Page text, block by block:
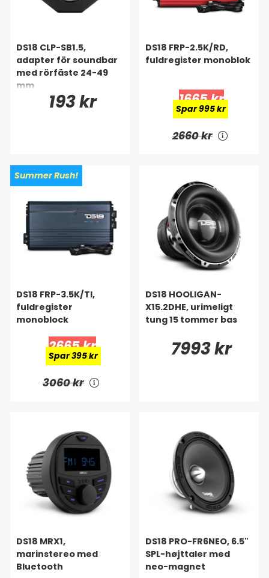
DS18 CLP-SB1.5,
adapter för soundbar
med rörfäste 24-49
mm
193 kr
DS18 FRP-2.5K/RD,
fuldregister monoblok
1665 kr
Spar 995 kr
2660 kr
Summer Rush!
DS18 FRP-3.5K/TI,
fuldregister
monoblock
2665 kr
Spar 395 kr
3060 kr
DS18 HOOLIGAN-
X15.2DHE, urimeligt
tung 15 tommer bas
7993 kr
DS18 MRX1,
marinstereo med
Bluetooth
DS18 PRO-FR6NEO, 6.5"
SPL-højttaler med
neo-magnet